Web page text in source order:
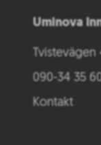
Uminova
Tvistevägen
090-34 35
Kontakt